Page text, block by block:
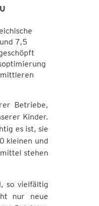
7,5
Betriebe,
Kinder.
es ist, sie
kleinen und
stehen
so vielfältig
nur neue